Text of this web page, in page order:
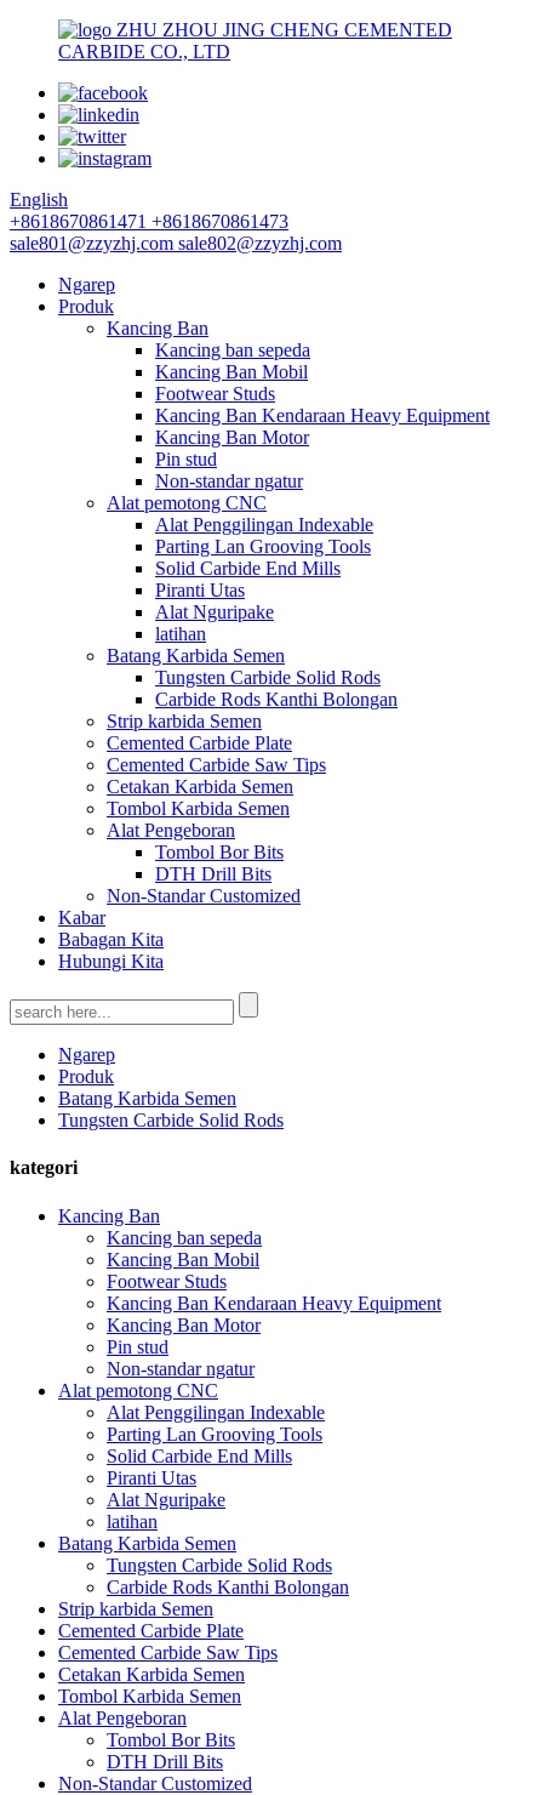
ZHU ZHOU JING CHENG CEMENTED
CARBIDE CO., LTD
English
+8618670861471 +8618670861473
sale801@zzyzhj.com sale802@zzyzhj.com
Ngarep
Produk
Kancing Ban
Kancing ban sepeda
Kancing Ban Mobil
Footwear Studs
Kancing Ban Kendaraan Heavy Equipment
Kancing Ban Motor
Pin stud
Non-standar ngatur
Alat pemotong CNC
Alat Penggilingan Indexable
Parting Lan Grooving Tools
Solid Carbide End Mills
Piranti Utas
Alat Nguripake
latihan
Batang Karbida Semen
Tungsten Carbide Solid Rods
Carbide Rods Kanthi Bolongan
Strip karbida Semen
Cemented Carbide Plate
Cemented Carbide Saw Tips
Cetakan Karbida Semen
Tombol Karbida Semen
Alat Pengeboran
Tombol Bor Bits
DTH Drill Bits
Non-Standar Customized
Kabar
Babagan Kita
Hubungi Kita
Ngarep
Produk
Batang Karbida Semen
Tungsten Carbide Solid Rods
kategori
Kancing Ban
Kancing ban sepeda
Kancing Ban Mobil
Footwear Studs
Kancing Ban Kendaraan Heavy Equipment
Kancing Ban Motor
Pin stud
Non-standar ngatur
Alat pemotong CNC
Alat Penggilingan Indexable
Parting Lan Grooving Tools
Solid Carbide End Mills
Piranti Utas
Alat Nguripake
latihan
Batang Karbida Semen
Tungsten Carbide Solid Rods
Carbide Rods Kanthi Bolongan
Strip karbida Semen
Cemented Carbide Plate
Cemented Carbide Saw Tips
Cetakan Karbida Semen
Tombol Karbida Semen
Alat Pengeboran
Tombol Bor Bits
DTH Drill Bits
Non-Standar Customized